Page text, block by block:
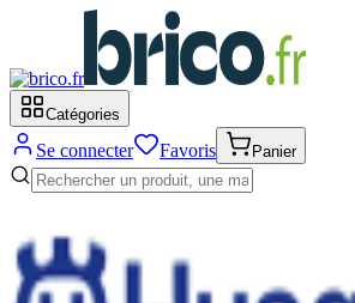
Catégories
Se connecter Favoris Panier